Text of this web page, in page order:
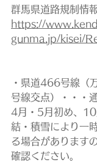
群馬県道路規制情
https://
gunma.jp/kisei/
・県道466号線（
号線交点）・・・
4月・5月初め、
結・積雪により一
る場合があります
確認ください。